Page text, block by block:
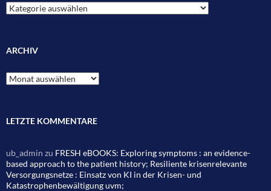
Kategorien
ARCHIV
Archiv
LETZTE KOMMENTARE
ub_admin zu FRESH eBOOKS: Exploring symptoms : an evidence-
based approach to the patient history; Resiliente krisenrelevante
Versorgungsnetze : Einsatz von KI in der Krisen- und
Katastrophenbewältigung uvm;